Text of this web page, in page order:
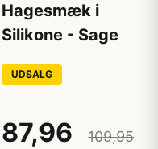
Hagesmæk i
Silikone - Sage
UDSALG
87,96
109,95